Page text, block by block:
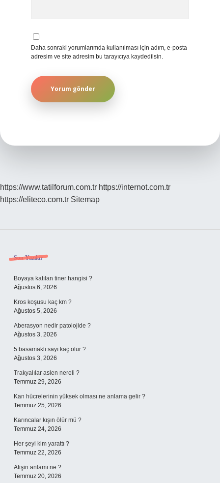
Daha sonraki yorumlarımda kullanılması için adım, e-posta
adresim ve site adresim bu tarayıcıya kaydedilsin.
https://www.tatilforum.com.tr https://internot.com.tr
https://eliteco.com.tr Sitemap
Sidebar
Son Yazılar
Boyaya katılan tiner hangisi ?
Ağustos 6, 2026
Kros koşusu kaç km ?
Ağustos 5, 2026
Aberasyon nedir patolojide ?
Ağustos 3, 2026
5 basamaklı sayı kaç olur ?
Ağustos 3, 2026
Trakyalılar aslen nereli ?
Temmuz 29, 2026
Kan hücrelerinin yüksek olması ne anlama gelir ?
Temmuz 25, 2026
Karıncalar kışın ölür mü ?
Temmuz 24, 2026
Her şeyi kim yarattı ?
Temmuz 22, 2026
Afişin anlamı ne ?
Temmuz 20, 2026